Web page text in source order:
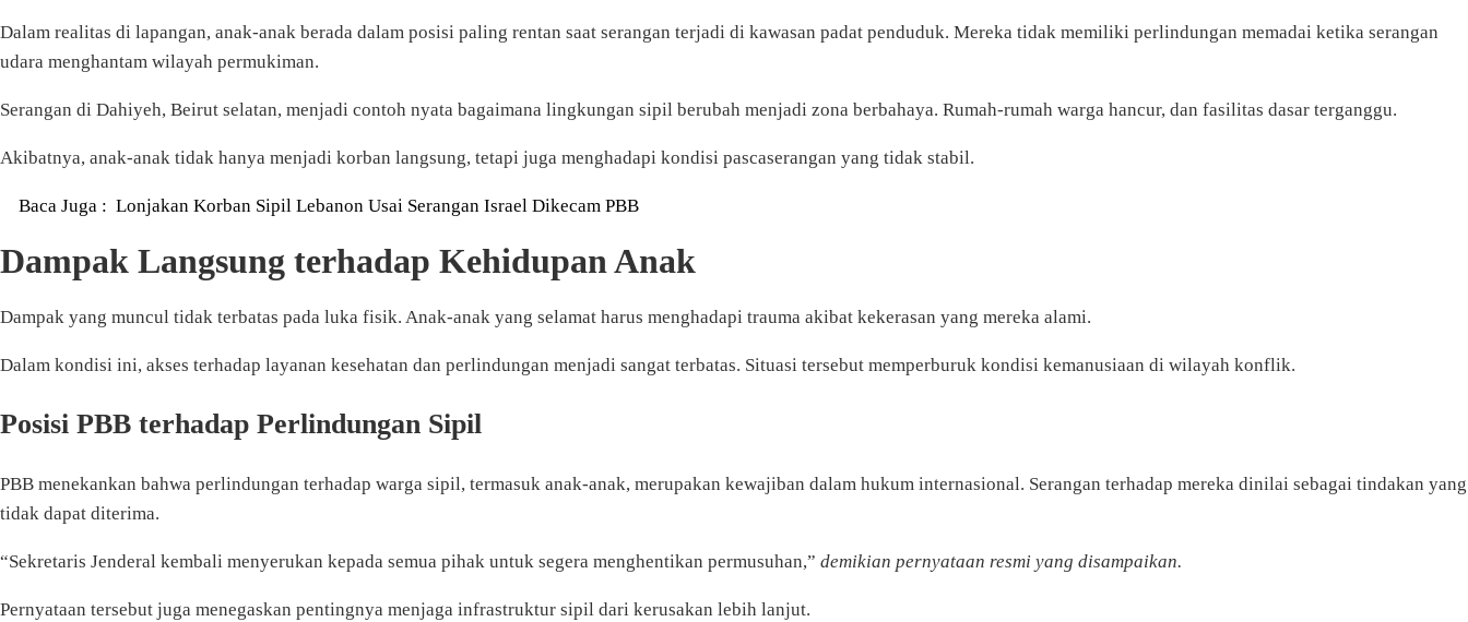
Dalam realitas di lapangan, anak-anak berada dalam posisi paling rentan saat serangan terjadi di kawasan padat penduduk. Mereka tidak memiliki perlindungan memadai ketika serangan
udara menghantam wilayah permukiman.
Serangan di Dahiyeh, Beirut selatan, menjadi contoh nyata bagaimana lingkungan sipil berubah menjadi zona berbahaya. Rumah-rumah warga hancur, dan fasilitas dasar terganggu.
Akibatnya, anak-anak tidak hanya menjadi korban langsung, tetapi juga menghadapi kondisi pascaserangan yang tidak stabil.
Baca Juga : Lonjakan Korban Sipil Lebanon Usai Serangan Israel Dikecam PBB
Dampak Langsung terhadap Kehidupan Anak
Dampak yang muncul tidak terbatas pada luka fisik. Anak-anak yang selamat harus menghadapi trauma akibat kekerasan yang mereka alami.
Dalam kondisi ini, akses terhadap layanan kesehatan dan perlindungan menjadi sangat terbatas. Situasi tersebut memperburuk kondisi kemanusiaan di wilayah konflik.
Posisi PBB terhadap Perlindungan Sipil
PBB menekankan bahwa perlindungan terhadap warga sipil, termasuk anak-anak, merupakan kewajiban dalam hukum internasional. Serangan terhadap mereka dinilai sebagai tindakan yang
tidak dapat diterima.
“Sekretaris Jenderal kembali menyerukan kepada semua pihak untuk segera menghentikan permusuhan,” demikian pernyataan resmi yang disampaikan.
Pernyataan tersebut juga menegaskan pentingnya menjaga infrastruktur sipil dari kerusakan lebih lanjut.